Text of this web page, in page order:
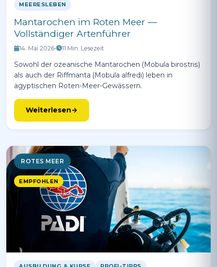
MEERESLEBEN
Mantarochen im Roten Meer —
Vollständiger Artenführer
14. Mai 2026• 11 Min. Lesezeit
Sowohl der ozeanische Mantarochen (Mobula birostris)
als auch der Riffmanta (Mobula alfredi) leben in
ägyptischen Roten-Meer-Gewässern.
Weiterlesen
ROTES MEER
EMPFOHLEN